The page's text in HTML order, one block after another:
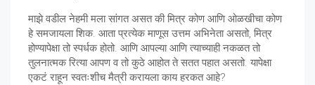
माझे वडील नेहमी मला सांगत असत की मित्र कोण आणि ओळखीचा कोण
हे समजायला शिक. आता प्रत्येक माणूस उत्तम अभिनेता असतो, मित्र
होण्यापेक्षा तो स्पर्धक होतो. आणि आपल्या आणि त्याच्याही नकळत तो
तुलनात्मक रित्या आपण व तो कुठे आहोत ते सतत पहात असतो. यापेक्षा
एकटं राहून स्वतःशीच मैत्री करायला काय हरकत आहे?